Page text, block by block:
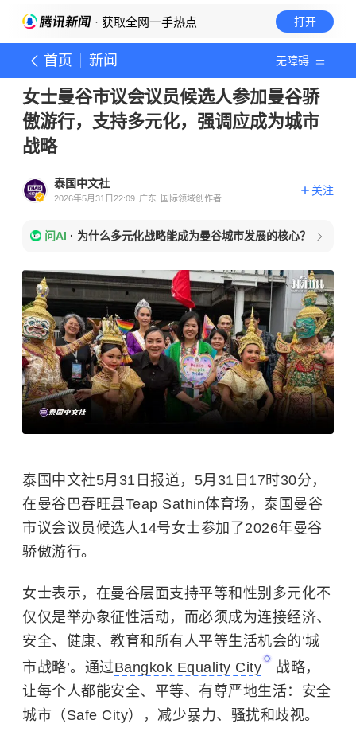
· 获取全网一手热点 打开
首页 新闻 无障碍
女士曼谷市议会议员候选人参加曼谷骄
傲游行，支持多元化，强调应成为城市
战略
泰国中文社
2026年5月31日22:09 广东 国际领域创作者
关注
问AI · 为什么多元化战略能成为曼谷城市发展的核心？
泰国中文社5月31日报道，5月31日17时30分，
在曼谷巴吞旺县Teap Sathin体育场，泰国曼谷
市议会议员候选人14号女士参加了2026年曼谷
骄傲游行。
女士表示，在曼谷层面支持平等和性别多元化不
仅仅是举办象征性活动，而必须成为连接经济、
安全、健康、教育和所有人平等生活机会的‘城
市战略’。通过Bangkok Equality City
战略，
让每个人都能安全、平等、有尊严地生活：安全
城市（Safe City），减少暴力、骚扰和歧视。